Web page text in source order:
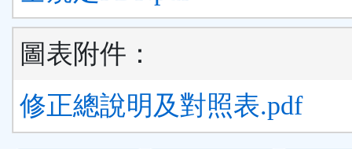
圖表附件：
修正總說明及對照表.pdf